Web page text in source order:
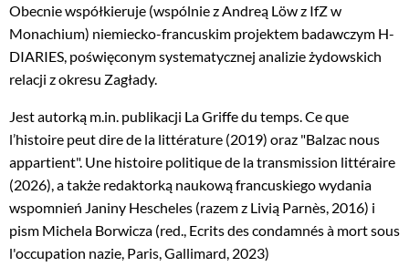
Obecnie współkieruje (wspólnie z Andreą Löw z IfZ w
Monachium) niemiecko-francuskim projektem badawczym H-
DIARIES, poświęconym systematycznej analizie żydowskich
relacji z okresu Zagłady.
Jest autorką m.in. publikacji La Griffe du temps. Ce que
l’histoire peut dire de la littérature (2019) oraz "Balzac nous
appartient". Une histoire politique de la transmission littéraire
(2026), a także redaktorką naukową francuskiego wydania
wspomnień Janiny Hescheles (razem z Livią Parnès, 2016) i
pism Michela Borwicza (red., Ecrits des condamnés à mort sous
l'occupation nazie, Paris, Gallimard, 2023)